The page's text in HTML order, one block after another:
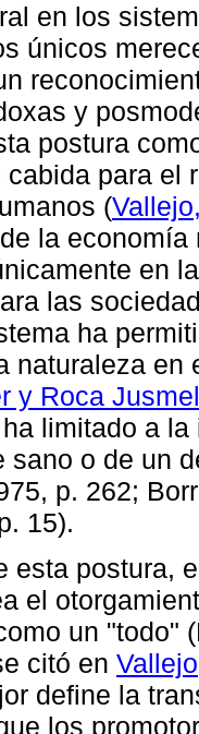
en los
únicos
y
postura
para el
(
la
en
las
ha
naturaleza en
y Roca
limitado a
sano o de un
p. 262;
15).
esta postura,
el
un "todo"
citó en
define la
los